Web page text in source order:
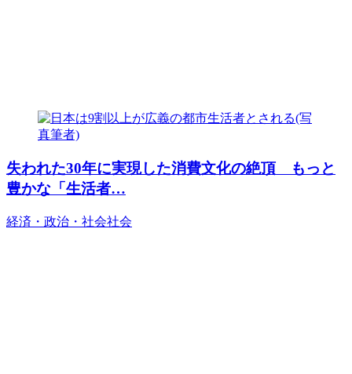
失われた30年に実現した消費文化の絶頂 もっと
豊かな「生活者…
経済・政治・社会社会